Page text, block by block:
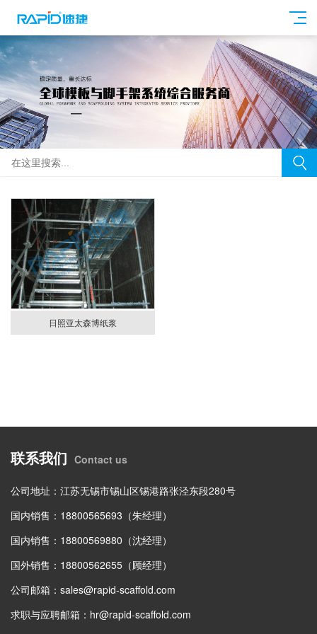
日照亚太森博纸浆
联系我们 Contact us
公司地址：江苏无锡市锡山区锡港路张泾东段280号
国内销售：18800565693（朱经理）
国内销售：18800569880（沈经理）
国外销售：18800562655（顾经理）
公司邮箱： sales@rapid-scaffold.com
求职与应聘邮箱： hr@rapid-scaffold.com